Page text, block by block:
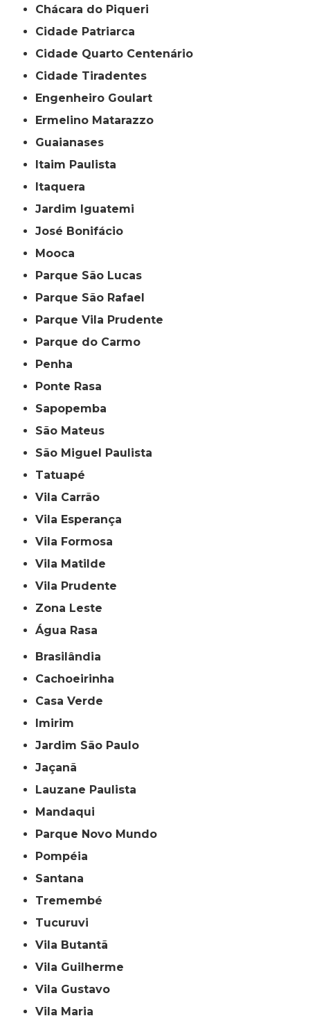
Chácara do Piqueri
Cidade Patriarca
Cidade Quarto Centenário
Cidade Tiradentes
Engenheiro Goulart
Ermelino Matarazzo
Guaianases
Itaim Paulista
Itaquera
Jardim Iguatemi
José Bonifácio
Mooca
Parque São Lucas
Parque São Rafael
Parque Vila Prudente
Parque do Carmo
Penha
Ponte Rasa
Sapopemba
São Mateus
São Miguel Paulista
Tatuapé
Vila Carrão
Vila Esperança
Vila Formosa
Vila Matilde
Vila Prudente
Zona Leste
Água Rasa
Brasilândia
Cachoeirinha
Casa Verde
Imirim
Jardim São Paulo
Jaçanã
Lauzane Paulista
Mandaqui
Parque Novo Mundo
Pompéia
Santana
Tremembé
Tucuruvi
Vila Butantã
Vila Guilherme
Vila Gustavo
Vila Maria